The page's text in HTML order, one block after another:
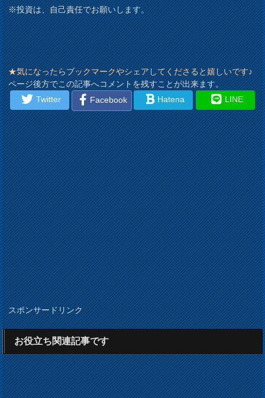
※投資は、自己責任でお願いします。
★気になったらブックマークやシェアしてくださると嬉しいです♪
ページ後方でこの記事へコメントを残すことが出来ます。
Twitter
Facebook Hatena LINE
スポンサードリンク
お役立ち関連記事です